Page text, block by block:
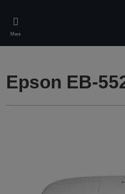
main
content
Meni
Epson EB-